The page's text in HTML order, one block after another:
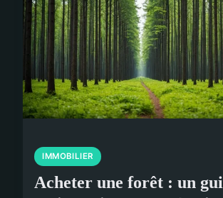
IMMOBILIER
Acheter une forêt : un